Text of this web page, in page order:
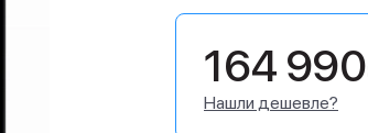
164
Нашли дешевле?